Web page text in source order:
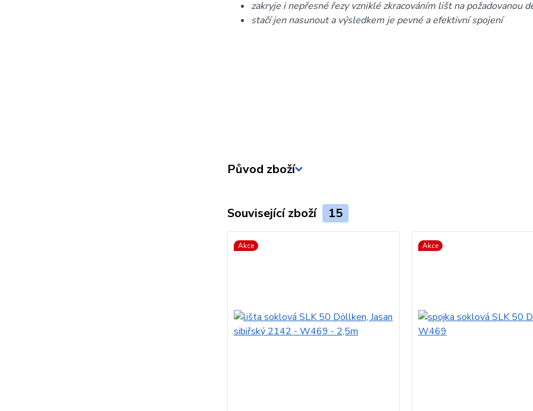
zakryje i nepřesné řezy vzniklé zkracováním lišt na požadovanou
stačí jen nasunout a výsledkem je pevné a efektivní spojení
Původ zboží
Související zboží 15
Akce Akce